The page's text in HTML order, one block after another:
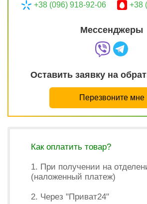
+38 (096) 918-92-06 +38
Мессенджеры
Оставить заявку на
Перезвоните мне
Как оплатить товар?
1. При получении на
(наложенный платеж)
2. Через "Приват24"